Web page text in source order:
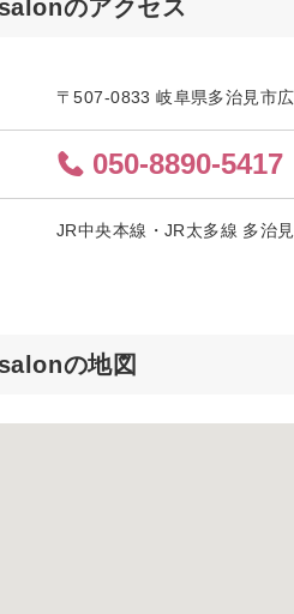
のアクセス
〒507-0833 岐阜県多治見市
050-8890-5417
JR中央本線・JR太多線 多治
の地図